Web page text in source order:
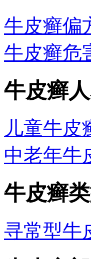
牛皮癣偏
牛皮癣危
牛皮癣
儿童牛皮
中老年牛
牛皮癣
寻常型牛